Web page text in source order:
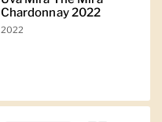
Chardonnay 2022
2022